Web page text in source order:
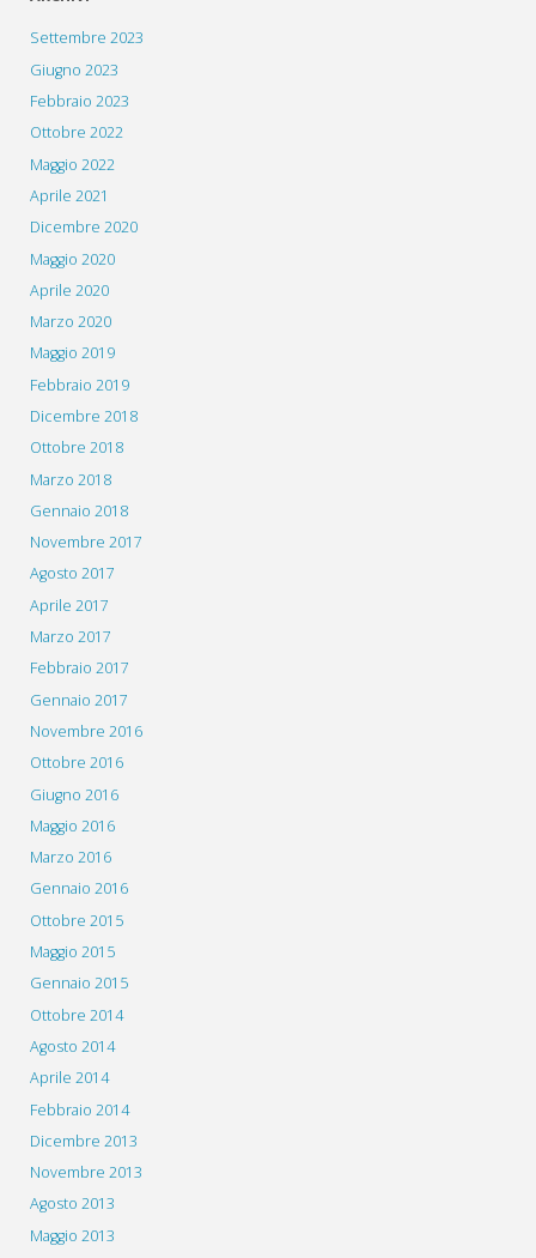
Settembre 2023
Giugno 2023
Febbraio 2023
Ottobre 2022
Maggio 2022
Aprile 2021
Dicembre 2020
Maggio 2020
Aprile 2020
Marzo 2020
Maggio 2019
Febbraio 2019
Dicembre 2018
Ottobre 2018
Marzo 2018
Gennaio 2018
Novembre 2017
Agosto 2017
Aprile 2017
Marzo 2017
Febbraio 2017
Gennaio 2017
Novembre 2016
Ottobre 2016
Giugno 2016
Maggio 2016
Marzo 2016
Gennaio 2016
Ottobre 2015
Maggio 2015
Gennaio 2015
Ottobre 2014
Agosto 2014
Aprile 2014
Febbraio 2014
Dicembre 2013
Novembre 2013
Agosto 2013
Maggio 2013